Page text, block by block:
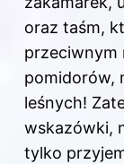
oraz taśm,
przeciwnym
pomidorów,
leśnych!
wskazówki,
tylko